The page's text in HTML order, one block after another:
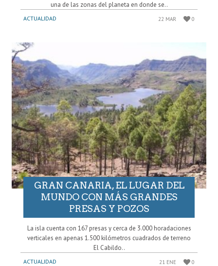
una de las zonas del planeta en donde se..
ACTUALIDAD 22 MAR 0
GRAN CANARIA, EL LUGAR DEL
MUNDO CON MÁS GRANDES
PRESAS Y POZOS
La isla cuenta con 167 presas y cerca de 3.000 horadaciones
verticales en apenas 1.500 kilómetros cuadrados de terreno
El Cabildo..
ACTUALIDAD 21 ENE 0